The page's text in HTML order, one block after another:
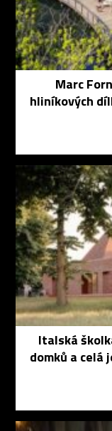
Marc
hliníkových
Italská
domků a celá